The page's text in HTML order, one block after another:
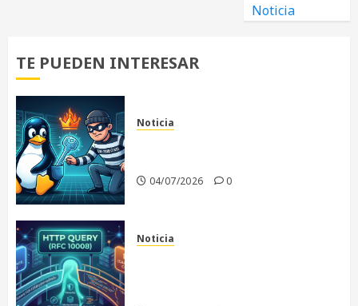
Noticia
TE PUEDEN INTERESAR
Noticia
04/07/2026 0
Noticia